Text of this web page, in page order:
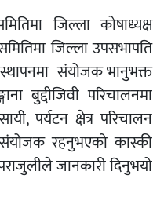
जिल्ला कोषाध्यक्ष
जिल्ला उपसभापति
संयोजक भानुभक्त
बुद्दीजिवी परिचालनमा
पर्यटन क्षेत्र परिचालन
रहनुभएको कास्की
जानकारी दिनुभयो